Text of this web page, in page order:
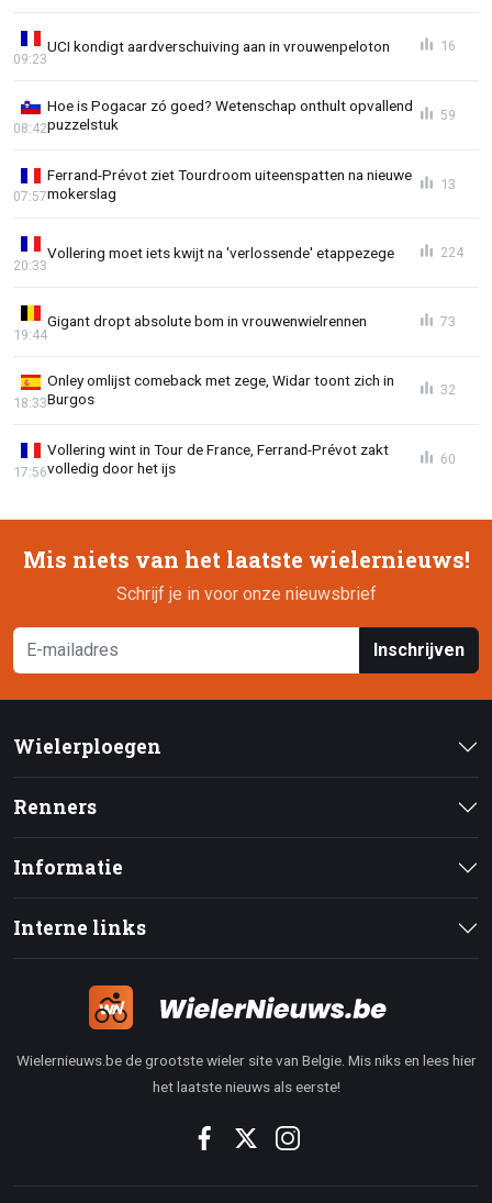
UCI kondigt aardverschuiving aan in vrouwenpeloton
09:23
16
Hoe is Pogacar zó goed? Wetenschap onthult opvallend
puzzelstuk
08:42
59
Ferrand-Prévot ziet Tourdroom uiteenspatten na nieuwe
mokerslag
07:57
13
Vollering moet iets kwijt na 'verlossende' etappezege
20:33
224
Gigant dropt absolute bom in vrouwenwielrennen
19:44
73
Onley omlijst comeback met zege, Widar toont zich in
Burgos
18:33
32
Vollering wint in Tour de France, Ferrand-Prévot zakt
volledig door het ijs
17:56
60
Mis niets van het laatste wielernieuws!
Schrijf je in voor onze nieuwsbrief
Inschrijven
Wielerploegen
Renners
Informatie
Interne links
Wielernieuws.be de grootste wieler site van Belgie. Mis niks en lees hier
het laatste nieuws als eerste!